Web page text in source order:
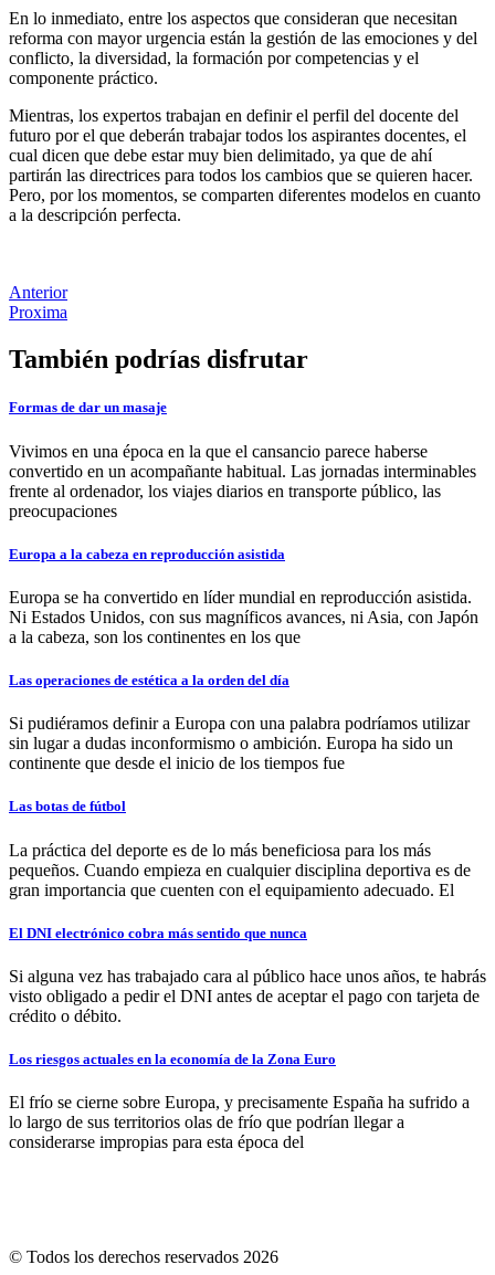
En lo inmediato, entre los aspectos que consideran que necesitan
reforma con mayor urgencia están la gestión de las emociones y del
conflicto, la diversidad, la formación por competencias y el
componente práctico.
Mientras, los expertos trabajan en definir el perfil del docente del
futuro por el que deberán trabajar todos los aspirantes docentes, el
cual dicen que debe estar muy bien delimitado, ya que de ahí
partirán las directrices para todos los cambios que se quieren hacer.
Pero, por los momentos, se comparten diferentes modelos en cuanto
a la descripción perfecta.
Anterior
Proxima
También podrías disfrutar
Formas de dar un masaje
Vivimos en una época en la que el cansancio parece haberse
convertido en un acompañante habitual. Las jornadas interminables
frente al ordenador, los viajes diarios en transporte público, las
preocupaciones
Europa a la cabeza en reproducción asistida
Europa se ha convertido en líder mundial en reproducción asistida.
Ni Estados Unidos, con sus magníficos avances, ni Asia, con Japón
a la cabeza, son los continentes en los que
Las operaciones de estética a la orden del día
Si pudiéramos definir a Europa con una palabra podríamos utilizar
sin lugar a dudas inconformismo o ambición. Europa ha sido un
continente que desde el inicio de los tiempos fue
Las botas de fútbol
La práctica del deporte es de lo más beneficiosa para los más
pequeños. Cuando empieza en cualquier disciplina deportiva es de
gran importancia que cuenten con el equipamiento adecuado. El
El DNI electrónico cobra más sentido que nunca
Si alguna vez has trabajado cara al público hace unos años, te habrás
visto obligado a pedir el DNI antes de aceptar el pago con tarjeta de
crédito o débito.
Los riesgos actuales en la economía de la Zona Euro
El frío se cierne sobre Europa, y precisamente España ha sufrido a
lo largo de sus territorios olas de frío que podrían llegar a
considerarse impropias para esta época del
© Todos los derechos reservados 2026